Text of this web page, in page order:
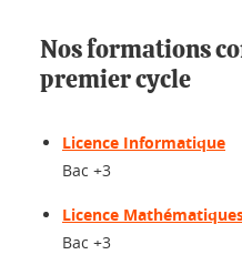
Nos formations
premier cycle
Licence Informatique
Bac +3
Licence
Bac +3